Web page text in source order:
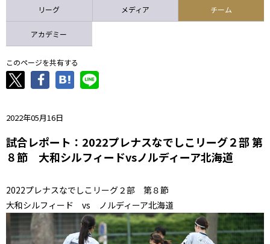
リーグ メディア チーム
アカデミー
このページを共有する
2022年05月16日
試合レポート：2022プレナスなでしこリーグ２部 第
８節 大和シルフィードvsノルディーア北海道
2022プレナスなでしこリーグ２部 第８節
大和シルフィード vs ノルディーア北海道